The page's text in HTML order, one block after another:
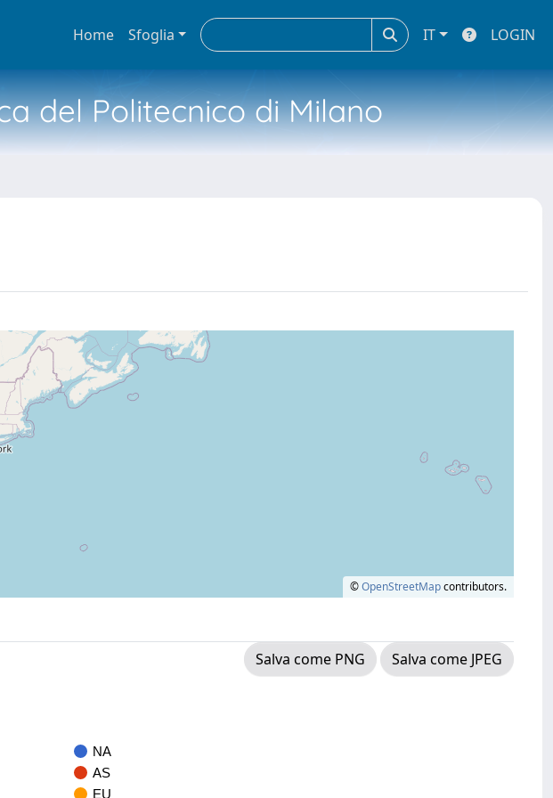
Home Sfoglia IT LOGIN
del Politecnico di Milano
©OpenStreetMapcontributors.
Salva come PNG
Salva come JPEG
NA
AS
EU